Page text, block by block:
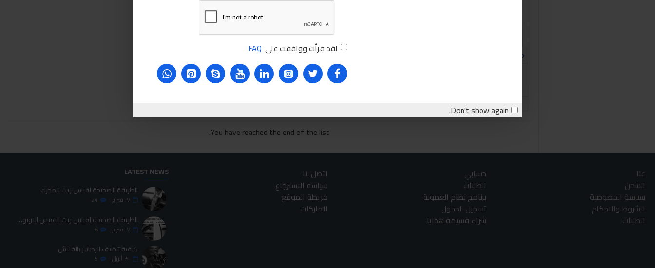
لقد قرأت ووافقت على FAQ
Don't show again.
Ingco
You have reached the end of the list.
عنا
الشحن
سياسة الخصوصية
الشروط والاحكام
الطلبات
حسابي
الطلبات
برنامج نظام العمولة
تسجيل الدخول
شراء قسيمة هدايا
اتصل بنا
سياسة الاسترجاع
خريطة الموقع
الماركات
LATEST NEWS
الطريقة الصحيحة لقياس زيت المحرك
٠٧ فبراير 24
الطريقة الصحيحة لقياس زيت الفتيس الاوتوماتيك
٠٧ فبراير 6
كيفية تنظيف الردياتير بالفلاش
٣٠ أبريل 5